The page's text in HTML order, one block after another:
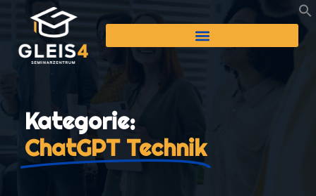
Kategorie:
ChatGPT Technik